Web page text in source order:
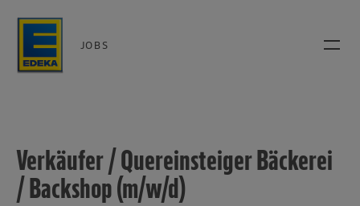
JOBS
Verkäufer / Quereinsteiger Bäckerei
/ Backshop (m/w/d)